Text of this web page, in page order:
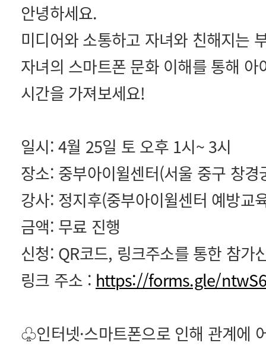
안녕하세요.
미디어와 소통하고 자녀와 친해지는
자녀의 스마트폰 문화 이해를 통해
시간을 가져보세요!
일시: 4월 25일 토 오후 1시~ 3시
장소: 중부아이윌센터(서울 중구 창
강사: 정지후(중부아이윌센터 예방교
금액: 무료 진행
신청: QR코드, 링크주소를 통한 참가
링크 주소 : https://forms.gle/
♧인터넷·스마트폰으로 인해 관계에